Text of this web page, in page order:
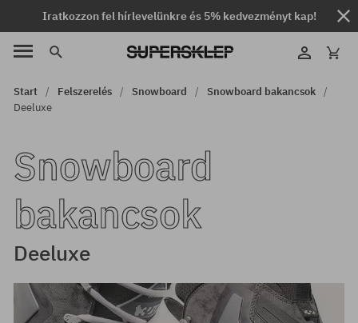
Iratkozzon fel hírlevelünkre és 5% kedvezményt kap!
Start Felszerelés Snowboard
Snowboard bakancsok
Deeluxe
Snowboard
bakancsok
Deeluxe